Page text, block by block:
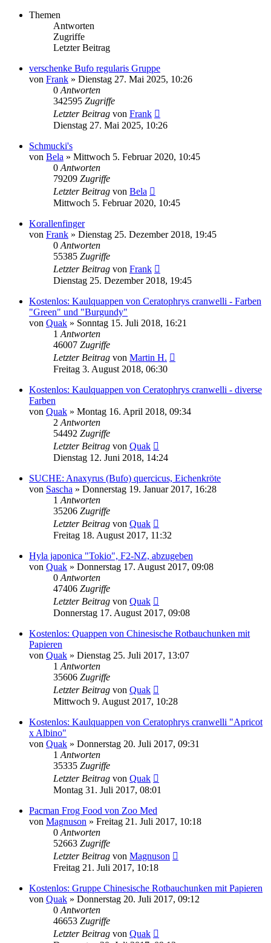
Themen
Antworten
Zugriffe
Letzter Beitrag
verschenke Bufo regularis Gruppe
von Frank » Dienstag 27. Mai 2025, 10:26
0 Antworten
342595 Zugriffe
Letzter Beitrag von Frank
Dienstag 27. Mai 2025, 10:26
Schmucki's
von Bela » Mittwoch 5. Februar 2020, 10:45
0 Antworten
79209 Zugriffe
Letzter Beitrag von Bela
Mittwoch 5. Februar 2020, 10:45
Korallenfinger
von Frank » Dienstag 25. Dezember 2018, 19:45
0 Antworten
55385 Zugriffe
Letzter Beitrag von Frank
Dienstag 25. Dezember 2018, 19:45
Kostenlos: Kaulquappen von Ceratophrys cranwelli - Farben
"Green" und "Burgundy"
von Quak » Sonntag 15. Juli 2018, 16:21
1 Antworten
46007 Zugriffe
Letzter Beitrag von Martin H.
Freitag 3. August 2018, 06:30
Kostenlos: Kaulquappen von Ceratophrys cranwelli - diverse
Farben
von Quak » Montag 16. April 2018, 09:34
2 Antworten
54492 Zugriffe
Letzter Beitrag von Quak
Dienstag 12. Juni 2018, 14:24
SUCHE: Anaxyrus (Bufo) quercicus, Eichenkröte
von Sascha » Donnerstag 19. Januar 2017, 16:28
1 Antworten
35206 Zugriffe
Letzter Beitrag von Quak
Freitag 18. August 2017, 11:32
Hyla japonica "Tokio", F2-NZ, abzugeben
von Quak » Donnerstag 17. August 2017, 09:08
0 Antworten
47406 Zugriffe
Letzter Beitrag von Quak
Donnerstag 17. August 2017, 09:08
Kostenlos: Quappen von Chinesische Rotbauchunken mit
Papieren
von Quak » Dienstag 25. Juli 2017, 13:07
1 Antworten
35606 Zugriffe
Letzter Beitrag von Quak
Mittwoch 9. August 2017, 10:28
Kostenlos: Kaulquappen von Ceratophrys cranwelli "Apricot
x Albino"
von Quak » Donnerstag 20. Juli 2017, 09:31
1 Antworten
35335 Zugriffe
Letzter Beitrag von Quak
Montag 31. Juli 2017, 08:01
Pacman Frog Food von Zoo Med
von Magnuson » Freitag 21. Juli 2017, 10:18
0 Antworten
52663 Zugriffe
Letzter Beitrag von Magnuson
Freitag 21. Juli 2017, 10:18
Kostenlos: Gruppe Chinesische Rotbauchunken mit Papieren
von Quak » Donnerstag 20. Juli 2017, 09:12
0 Antworten
46653 Zugriffe
Letzter Beitrag von Quak